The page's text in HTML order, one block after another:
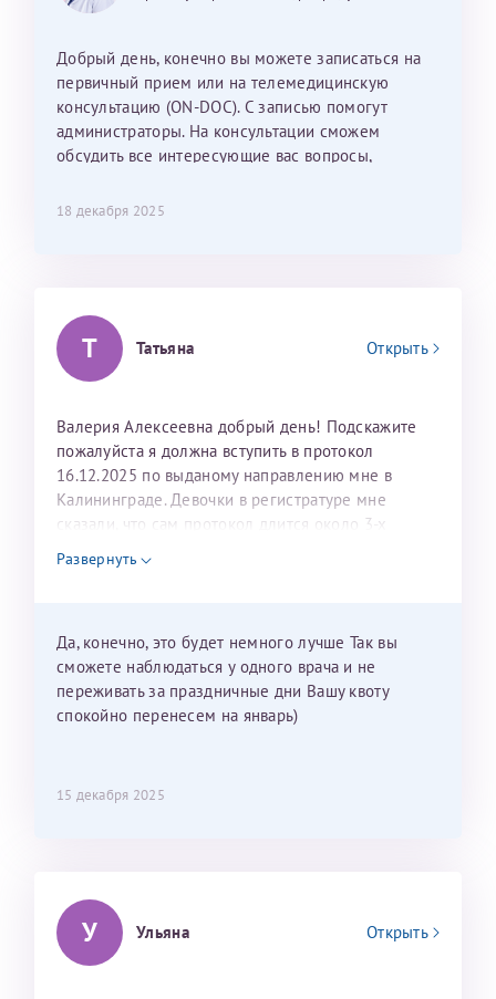
Наталью Викторовну. Тоже очень душевный человек.
лёгкое и простое. Вообще в данной клинике весь
персонал очень вежливый и чуткий, прям приятно
находиться. Мы собираемся туда ещё за вторым
ребёнком, и конечно же только к Ринату
Рафаильевичу, нашему волшебнику, без каких либо
26 июля 2026
Добрый день, конечно вы можете записаться на
первичный прием или на телемедицинскую
консультацию (ON-DOC). С записью помогут
администраторы. На консультации сможем
обсудить все интересующие вас вопросы,
18 декабря 2025
Т Татьяна Открыть
Валерия Алексеевна добрый день! Подскажите
пожалуйста я должна вступить в протокол
16.12.2025 по выданому направлению мне в
Калининграде. Девочки в регистратуре мне
сказали, что сам протокол длится около 3-х
недель и 3 недели я должна находится в Питере.
Можно мне новый год провести в Калининграде и
Развернуть
Да, конечно, это будет немного лучше Так вы
сможете наблюдаться у одного врача и не
переживать за праздничные дни Вашу квоту
спокойно перенесем на январь)
15 декабря 2025
У Ульяна Открыть